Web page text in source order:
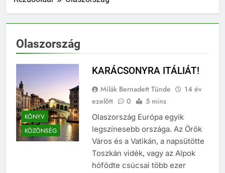
Olaszország
KÖNYV
KÖZÖNSÉG
KARÁCSONYRA ITÁLIÁT!
Milák Bernadett Tünde
14 év
ezelőtt
0 5 mins
Olaszország Európa egyik
legszínesebb országa. Az Örök
Város és a Vatikán, a napsütötte
Toszkán vidék, vagy az Alpok
hófödte csúcsai több ezer